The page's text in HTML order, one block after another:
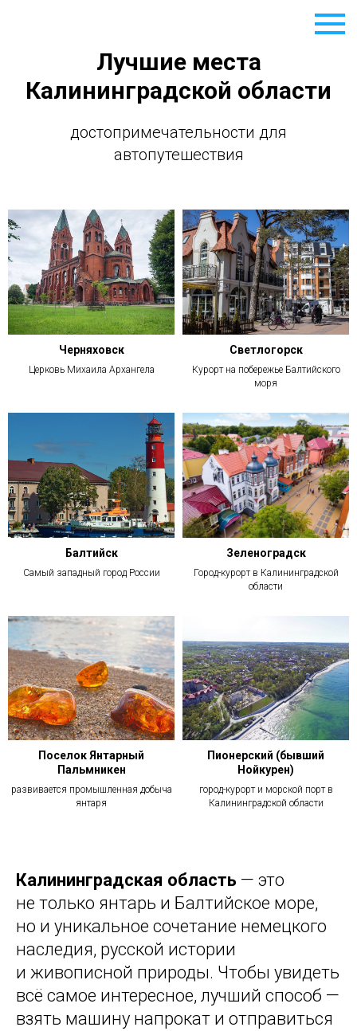
Лучшие места
Калининградской области
достопримечательности для
автопутешествия
Черняховск
Церковь Михаила Архангела
Светлогорск
Курорт на побережье Балтийского
моря
Балтийск
Самый западный город России
Зеленоградск
Город-курорт в Калининградской
области
Поселок Янтарный
Пальмникен
развивается промышленная добыча
янтаря
Пионерский (бывший
Нойкурен)
город-курорт и морской порт в
Калининградской области
Калининградская область — это
не только янтарь и Балтийское море,
но и уникальное сочетание немецкого
наследия, русской истории
и живописной природы. Чтобы увидеть
всё самое интересное, лучший способ —
взять машину напрокат и отправиться